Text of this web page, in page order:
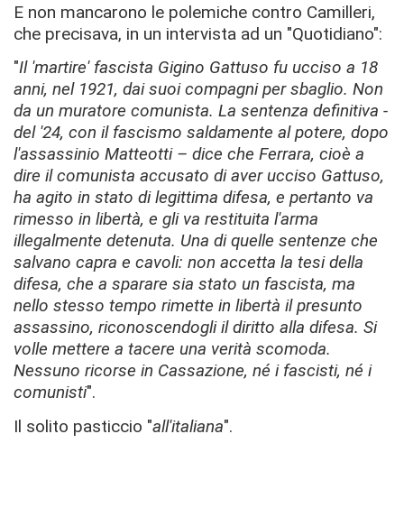
E non mancarono le polemiche contro Camilleri,
che precisava, in un intervista ad un "Quotidiano":
"Il 'martire' fascista Gigino Gattuso fu ucciso a 18
anni, nel 1921, dai suoi compagni per sbaglio. Non
da un muratore comunista. La sentenza definitiva -
del '24, con il fascismo saldamente al potere, dopo
l'assassinio Matteotti – dice che Ferrara, cioè a
dire il comunista accusato di aver ucciso Gattuso,
ha agito in stato di legittima difesa, e pertanto va
rimesso in libertà, e gli va restituita l'arma
illegalmente detenuta. Una di quelle sentenze che
salvano capra e cavoli: non accetta la tesi della
difesa, che a sparare sia stato un fascista, ma
nello stesso tempo rimette in libertà il presunto
assassino, riconoscendogli il diritto alla difesa. Si
volle mettere a tacere una verità scomoda.
Nessuno ricorse in Cassazione, né i fascisti, né i
comunisti".
Il solito pasticcio "all'italiana".